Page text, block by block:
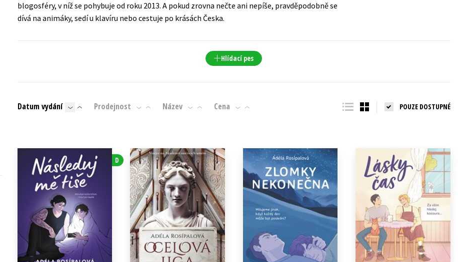
Poezie
Výchova a pedagogika
Zahraniční literatura
Zdraví a životní styl
blogosféry, v níž se pohybuje od roku 2013. A pokud zrovna nečte ani nepíše, pravděpodobně se
dívá na animáky, sedí u klavíru nebo cestuje po krásách Česka.
Hlídací pes
Datum vydání Prodejnost Název Cena POUZE DOSTUPNÉ
D